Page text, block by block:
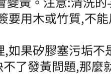
用木或竹質,不
果矽膠塞污垢
了發黃問題,那